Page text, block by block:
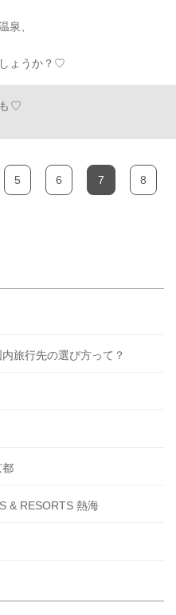
泉、
ょうか？♡
♡
5 6 7 8
旅行先の選び方って？
都
& RESORTS 熱海